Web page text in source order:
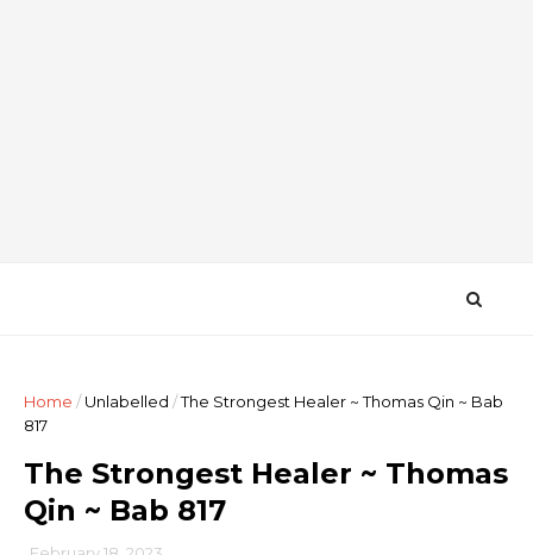
Home /Unlabelled /The Strongest Healer ~ Thomas Qin ~ Bab
817
The Strongest Healer ~ Thomas
Qin ~ Bab 817